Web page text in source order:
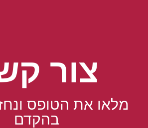
צור
מלאו את הטופס
בהקדם